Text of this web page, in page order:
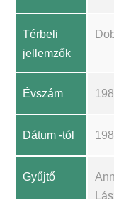
Térbeli
jellemzők
Évszám
Dátum -tól
Gyűjtő